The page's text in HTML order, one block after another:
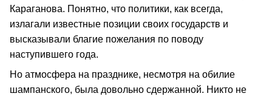
Караганова. Понятно, что политики, как всегда,
излагали известные позиции своих государств и
высказывали благие пожелания по поводу
наступившего года.
Но атмосфера на празднике, несмотря на обилие
шампанского, была довольно сдержанной. Никто не